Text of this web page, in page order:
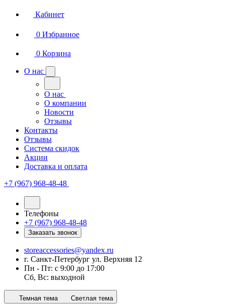
Кабинет
0 Избранное
0 Корзина
О нас
О нас
О компании
Новости
Отзывы
Контакты
Отзывы
Система скидок
Акции
Доставка и оплата
+7 (967) 968-48-48
Телефоны
+7 (967) 968-48-48
Заказать звонок
storeaccessories@yandex.ru
г. Санкт-Петербург ул. Верхняя 12
Пн - Пт: с 9:00 до 17:00
Сб, Вс: выходной
Темная тема Светлая тема